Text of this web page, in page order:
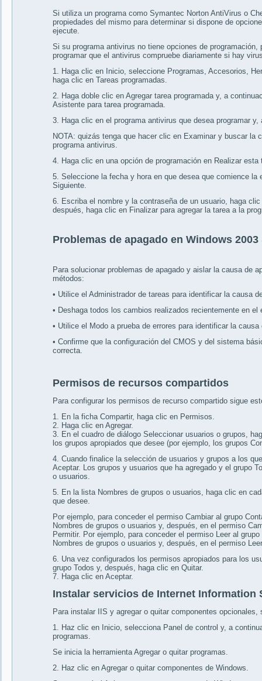
Si utiliza un programa como Symantec Norton AntiVirus o
propiedades del mismo para determinar si dispone de
ejecute.
Si su programa antivirus no tiene opciones de programación,
programar que el antivirus compruebe diariamente si hay
1. Haga clic en Inicio, seleccione Programas, Accesorios,
haga clic en Tareas programadas.
2. Haga doble clic en Agregar tarea programada y, a
Asistente para tarea programada.
3. Haga clic en el programa antivirus que desea programar
NOTA: quizás tenga que hacer clic en Examinar y buscar la
programa antivirus.
4. Haga clic en una opción de programación en Realizar
5. Seleccione la fecha y hora en que desea que comience
Siguiente.
6. Escriba el nombre y la contraseña de un usuario, haga
después, haga clic en Finalizar para agregar la tarea a la
Problemas de apagado en Windows 2003
Para solucionar problemas de apagado y aislar la causa de
métodos:
• Utilice el Administrador de tareas para identificar la causa
• Deshaga todos los cambios realizados recientemente en el
• Utilice el Modo a prueba de errores para identificar la causa
• Confirme que la configuración del CMOS y del sistema
correcta.
Permisos de recursos compartidos
Para configurar los permisos de recurso compartido sigue
1. En la ficha Compartir, haga clic en Permisos.
2. Haga clic en Agregar.
3. En el cuadro de diálogo Seleccionar usuarios o grupos,
los grupos apropiados que desee (por ejemplo, los grupos
4. Cuando finalice la selección de usuarios y grupos a los
Aceptar. Los grupos y usuarios que ha agregado y el grupo
o usuarios.
5. En la lista Nombres de grupos o usuarios, haga clic en
que desee.
Por ejemplo, para conceder el permiso Cambiar al grupo
Nombres de grupos o usuarios y, después, en el permiso
Permitir. Por ejemplo, para conceder el permiso Leer al
Nombres de grupos o usuarios y, después, en el permiso
6. Una vez configurados los permisos apropiados para los
grupo Todos y, después, haga clic en Quitar.
7. Haga clic en Aceptar.
Instalar servicios de Internet Information
Para instalar IIS y agregar o quitar componentes opcionales,
1. Haz clic en Inicio, selecciona Panel de control y, a
programas.
Se inicia la herramienta Agregar o quitar programas.
2. Haz clic en Agregar o quitar componentes de Windows.